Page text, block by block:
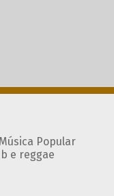
Popular
e reggae